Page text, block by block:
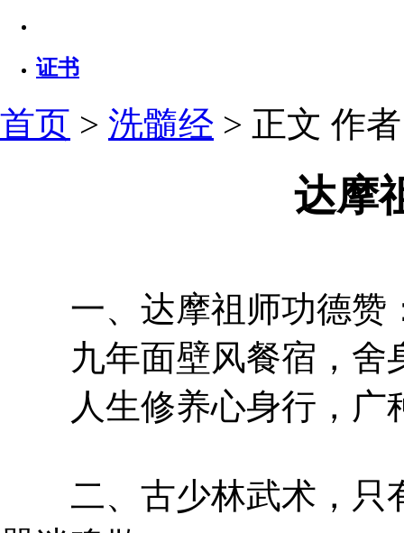
证书
首页 > 洗髓经 > 正文 作
达摩
一、达摩祖师功德赞
九年面壁风餐宿，舍
人生修养心身行，广
二、古少林武术，只